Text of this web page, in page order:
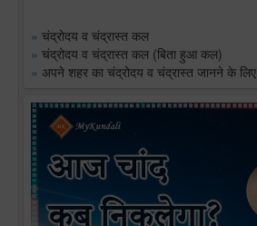
» चंद्रोदय व चंद्रास्त कल
» चंद्रोदय व चंद्रास्त कल (बिता हुआ कल)
» अपने शहर का चंद्रोदय व चंद्रास्त जानने के लिए